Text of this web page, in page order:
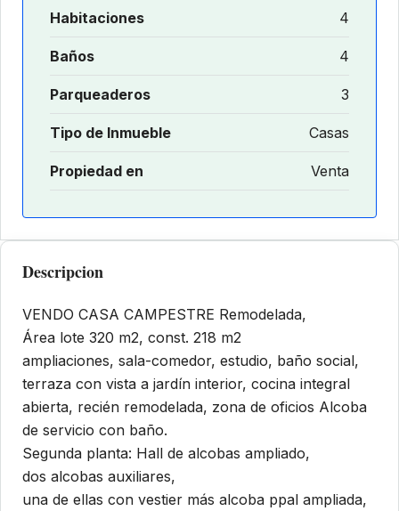
Habitaciones 4
Baños 4
Parqueaderos 3
Tipo de Inmueble Casas
Propiedad en Venta
Descripcion
VENDO CASA CAMPESTRE Remodelada,
Área lote 320 m2, const. 218 m2
ampliaciones, sala-comedor, estudio, baño social,
terraza con vista a jardín interior, cocina integral
abierta, recién remodelada, zona de oficios Alcoba
de servicio con baño.
Segunda planta: Hall de alcobas ampliado,
dos alcobas auxiliares,
una de ellas con vestier más alcoba ppal ampliada,